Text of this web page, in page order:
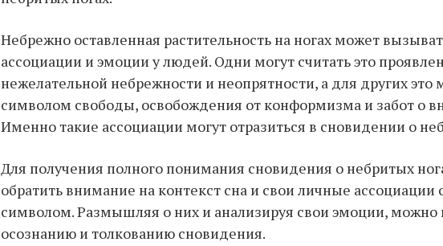
Небрежно оставленная растительность на ногах может
ассоциации и эмоции у людей. Одни могут считать это
нежелательной небрежности и неопрятности, а для других это
символом свободы, освобождения от конформизма и забот о
Именно такие ассоциации могут отразиться в сновидении о
Для получения полного понимания сновидения о небритых
обратить внимание на контекст сна и свои личные
символом. Размышляя о них и анализируя свои эмоции, можно
осознанию и толкованию сновидения.